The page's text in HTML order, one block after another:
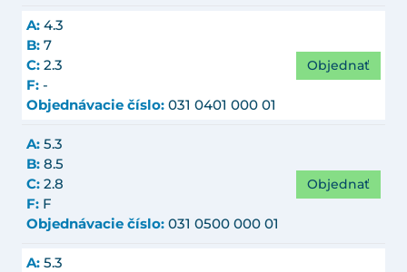
A: 4.3
B: 7
C: 2.3
F: -
Objednávacie číslo: 031 0401 000 01
Objednať
A: 5.3
B: 8.5
C: 2.8
F: F
Objednávacie číslo: 031 0500 000 01
Objednať
A: 5.3